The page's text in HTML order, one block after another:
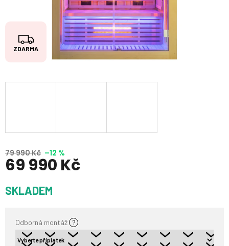
Z
D
R
ZDARMA
79 990 Kč –12 %
69 990 Kč
cena:
SKLADEM
Odborná montáž ?